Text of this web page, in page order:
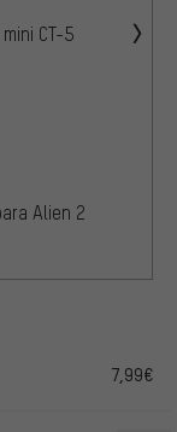
CT-5
Alien 2
7,99€